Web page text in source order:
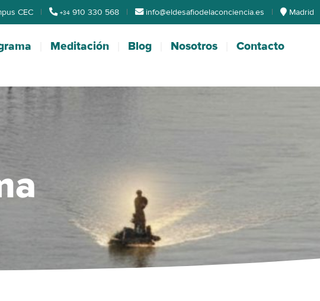
CEC | +34 910 330 568 | info@eldesafiodelaconciencia.es | Madrid
Meditación Blog Nosotros Contacto